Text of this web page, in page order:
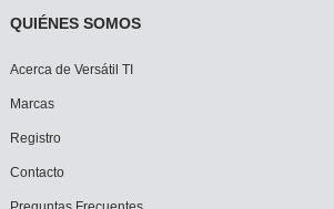
QUIÉNES SOMOS
Acerca de Versátil TI
Marcas
Registro
Contacto